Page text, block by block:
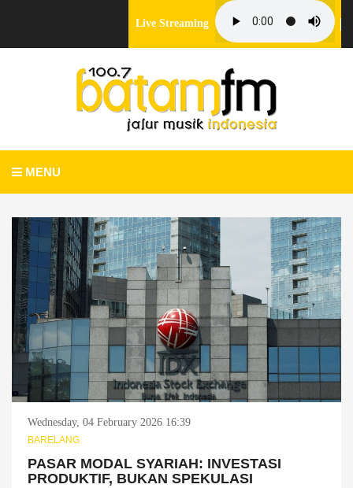
Live Streaming
MENU
Wednesday, 04 February 2026 16:39
BARELANG
PASAR MODAL SYARIAH: INVESTASI
PRODUKTIF, BUKAN SPEKULASI